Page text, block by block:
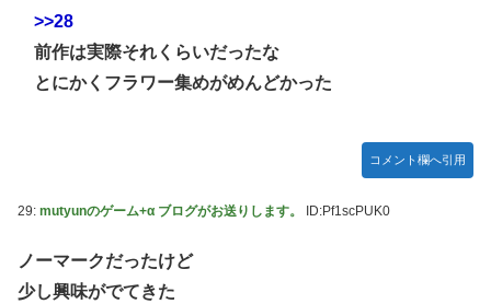
>>28
前作は実際それくらいだったな
とにかくフラワー集めがめんどかった
コメント欄へ引用
29: mutyunのゲーム+α ブログがお送りします。 ID:Pf1scPUK0
ノーマークだったけど
少し興味がでてきた